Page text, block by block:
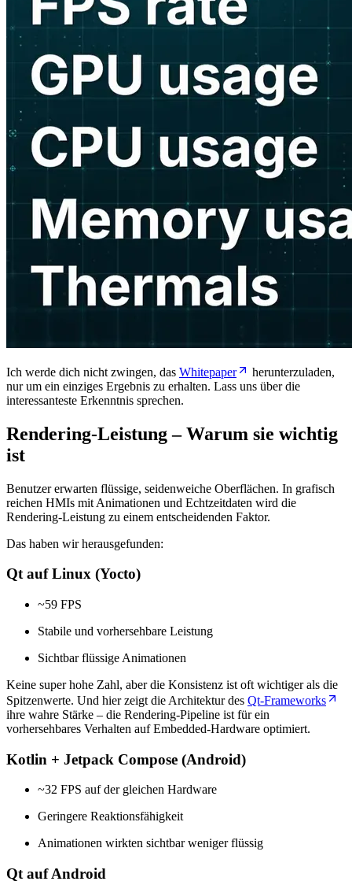
Ich werde dich nicht zwingen, das Whitepaper
herunterzuladen,
nur um ein einziges Ergebnis zu erhalten. Lass uns über die
interessanteste Erkenntnis sprechen.
Rendering-Leistung – Warum sie wichtig
ist
Benutzer erwarten flüssige, seidenweiche Oberflächen. In grafisch
reichen HMIs mit Animationen und Echtzeitdaten wird die
Rendering-Leistung zu einem entscheidenden Faktor.
Das haben wir herausgefunden:
Qt auf Linux (Yocto)
~59 FPS
Stabile und vorhersehbare Leistung
Sichtbar flüssige Animationen
Keine super hohe Zahl, aber die Konsistenz ist oft wichtiger als die
Spitzenwerte. Und hier zeigt die Architektur des Qt-Frameworks
ihre wahre Stärke – die Rendering-Pipeline ist für ein
vorhersehbares Verhalten auf Embedded-Hardware optimiert.
Kotlin + Jetpack Compose (Android)
~32 FPS auf der gleichen Hardware
Geringere Reaktionsfähigkeit
Animationen wirkten sichtbar weniger flüssig
Qt auf Android